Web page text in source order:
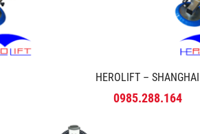
HEROLIFT – SHANGHAI
0985.288.164